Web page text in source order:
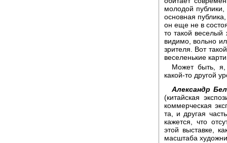
молодой
основная
он еще не в
то такой
видимо, вольно
зрителя. Вот
веселенькие
Может быть, я,
какой-то другой
Александр
(китайская
коммерческая
та, и другая
кажется, что
этой выставке,
масштаба